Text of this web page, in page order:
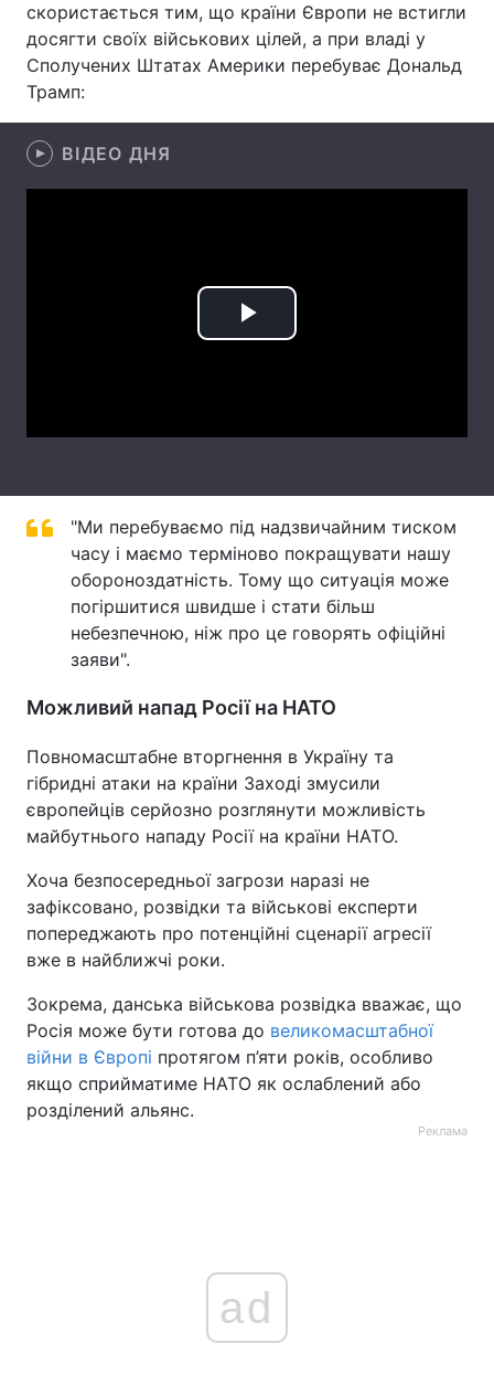
Екологія Регіони
Лонгріди
Відео з Youtube
Інтерв'ю Думки
Тема оформлення
скористається тим, що країни Європи не встигли
досягти своїх військових цілей, а при владі у
Сполучених Штатах Америки перебуває Дональд
Трамп:
ВІДЕО ДНЯ
Play
"Ми перебуваємо під надзвичайним тиском
часу і маємо терміново покращувати нашу
обороноздатність. Тому що ситуація може
погіршитися швидше і стати більш
небезпечною, ніж про це говорять офіційні
заяви".
Можливий напад Росії на НАТО
Повномасштабне вторгнення в Україну та
гібридні атаки на країни Заході змусили
європейців серйозно розглянути можливість
майбутнього нападу Росії на країни НАТО.
Хоча безпосередньої загрози наразі не
зафіксовано, розвідки та військові експерти
попереджають про потенційні сценарії агресії
вже в найближчі роки.
Зокрема, данська військова розвідка вважає, що
Росія може бути готова до великомасштабної
війни в Європі протягом п’яти років, особливо
якщо сприйматиме НАТО як ослаблений або
розділений альянс.
Реклама
ad